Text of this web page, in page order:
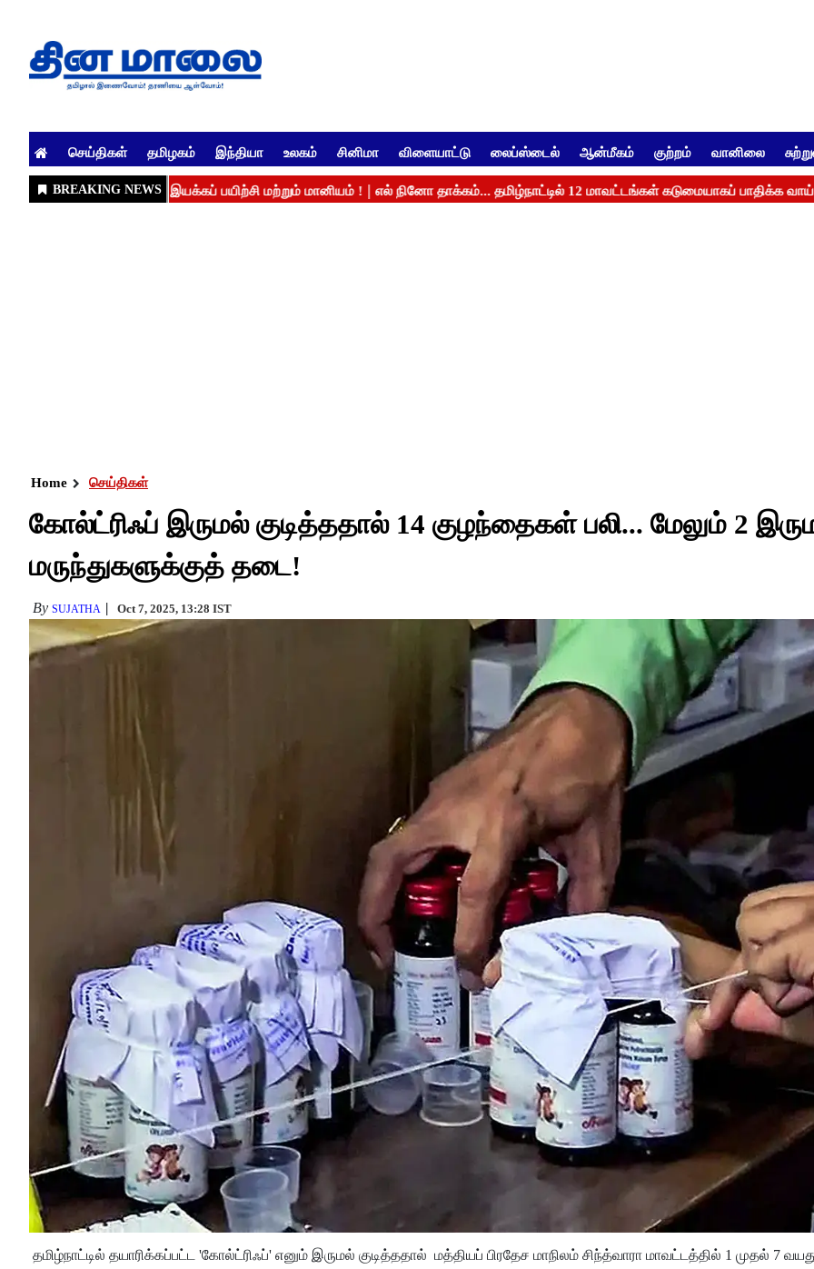
செய்திகள் தமிழகம் இந்தியா உலகம் சினிமா விளையாட்டு லைப்ஸ்டைல் ஆன்மீகம் குற்றம் வானிலை
Home செய்திகள்
கோல்ட்ரிஃப் இருமல் குடித்ததால் 14 குழந்தைகள் பலி... மேலும் 2
மருந்துகளுக்குத் தடை!
By SUJATHA Oct 7, 2025, 13:28 IST
தமிழ்நாட்டில் தயாரிக்கப்பட்ட 'கோல்ட்ரிஃப்' எனும் இருமல் குடித்ததால் மத்தியப் பிரதேச மாநிலம் சிந்த்வாரா மாவட்டத்தில் 1 முதல் 7